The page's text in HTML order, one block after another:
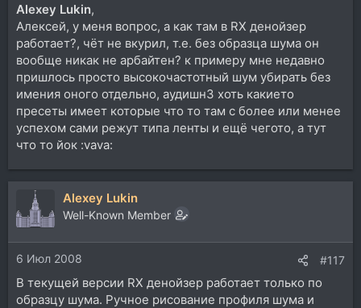
Alexey Lukin,
Алексей, у меня вопрос, а как там в RX денойзер
работает?, чёт не вкурил, т.е. без образца шума он
вообще никак не арбайтен? к примеру мне недавно
пришлось просто высокочастотный шум убирать без
имения оного отдельно, аудишн3 хоть какието
пресеты имеет которые что то там с более или менее
успехом сами режут типа ленты и ещё чегото, а тут
что то йок :vava:
Alexey Lukin
Well-Known Member
6 Июл 2008 #117
В текущей версии RX денойзер работает только по
образцу шума. Ручное рисование профиля шума и